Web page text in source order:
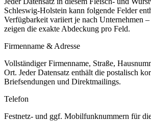
Schleswig-Holstein kann folgende Felder
Verfügbarkeit variiert je nach Unternehmen
zeigen die exakte Abdeckung pro Feld.
Firmenname & Adresse
Vollständiger Firmenname, Straße,
Ort. Jeder Datensatz enthält die postalisch
Briefsendungen und Direktmailings.
Telefon
Festnetz- und ggf. Mobilfunknummern für